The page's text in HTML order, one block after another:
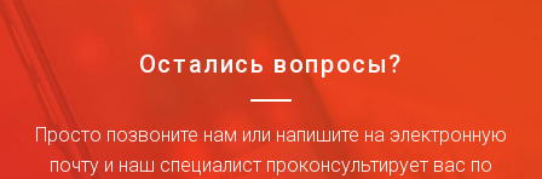
Остались вопросы?
Просто позвоните нам или напишите на электронную
почту и наш специалист проконсультирует вас по